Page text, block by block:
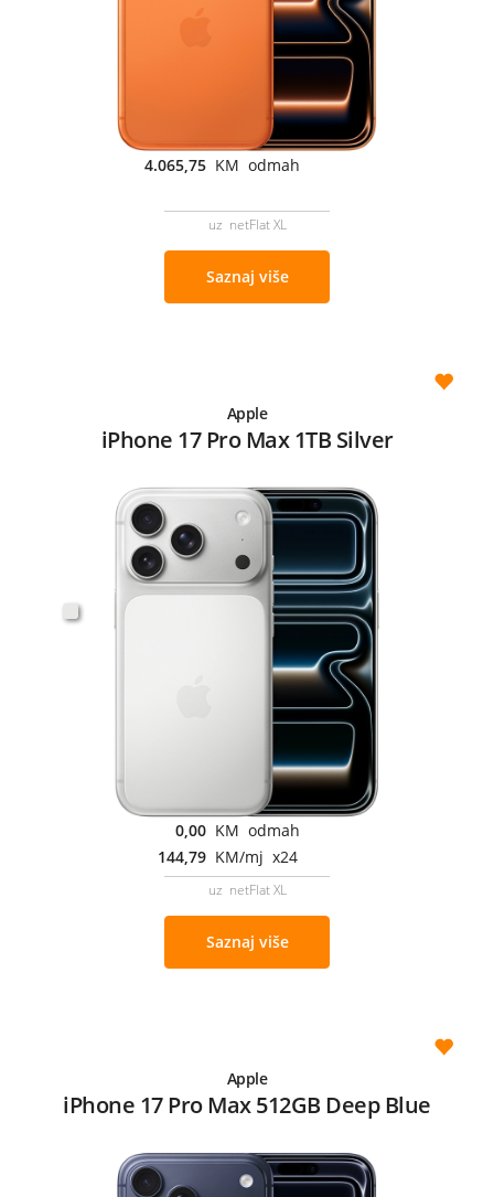
4.065,75 KM odmah
uz netFlat XL
Saznaj više
Apple
iPhone 17 Pro Max 1TB Silver
0,00 KM odmah
144,79 KM/mj x24
uz netFlat XL
Saznaj više
Apple
iPhone 17 Pro Max 512GB Deep Blue